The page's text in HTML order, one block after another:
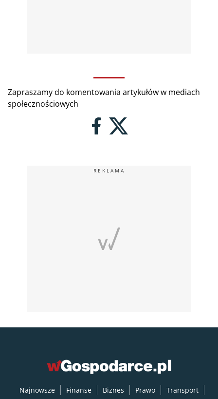
Zapraszamy do komentowania artykułów w mediach
społecznościowych
REKLAMA
Najnowsze Finanse Biznes Prawo Transport